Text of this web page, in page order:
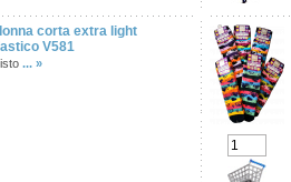
corta extra light
V581
... »